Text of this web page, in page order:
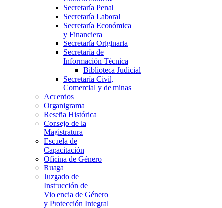
Secretaría Penal
Secretaría Laboral
Secretaría Económica
y Financiera
Secretaría Originaria
Secretaría de
Información Técnica
Biblioteca Judicial
Secretaría Civil,
Comercial y de minas
Acuerdos
Organigrama
Reseña Histórica
Consejo de la
Magistratura
Escuela de
Capacitación
Oficina de Género
Ruaga
Juzgado de
Instrucción de
Violencia de Género
y Protección Integral